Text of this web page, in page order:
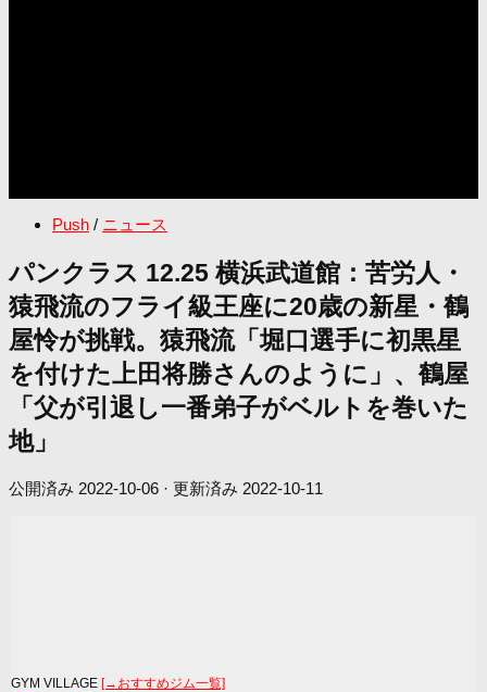
Push / ニュース
パンクラス 12.25 横浜武道館：苦労人・
猿飛流のフライ級王座に20歳の新星・鶴
屋怜が挑戦。猿飛流「堀口選手に初黒星
を付けた上田将勝さんのように」、鶴屋
「父が引退し一番弟子がベルトを巻いた
地」
公開済み 2022-10-06 · 更新済み 2022-10-11
GYM VILLAGE [→おすすめジム一覧]